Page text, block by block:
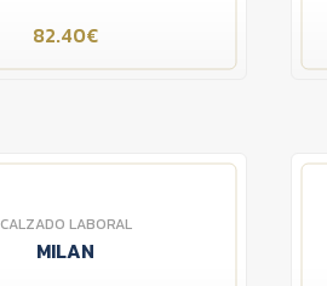
82.40€
CALZADO LABORAL
MILAN